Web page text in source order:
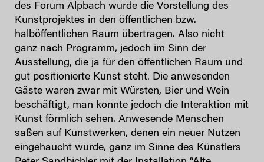
des Forum Alpbach wurde die Vorstellung des
Kunstprojektes in den öffentlichen bzw.
halböffentlichen Raum übertragen. Also nicht
ganz nach Programm, jedoch im Sinn der
Ausstellung, die ja für den öffentlichen Raum und
gut positionierte Kunst steht. Die anwesenden
Gäste waren zwar mit Würsten, Bier und Wein
beschäftigt, man konnte jedoch die Interaktion mit
Kunst förmlich sehen. Anwesende Menschen
saßen auf Kunstwerken, denen ein neuer Nutzen
eingehaucht wurde, ganz im Sinne des Künstlers